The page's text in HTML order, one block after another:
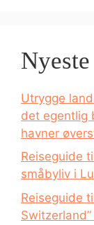
Utrygge
det egentlig
havner
Reiseguide
småbyliv i
Reiseguide